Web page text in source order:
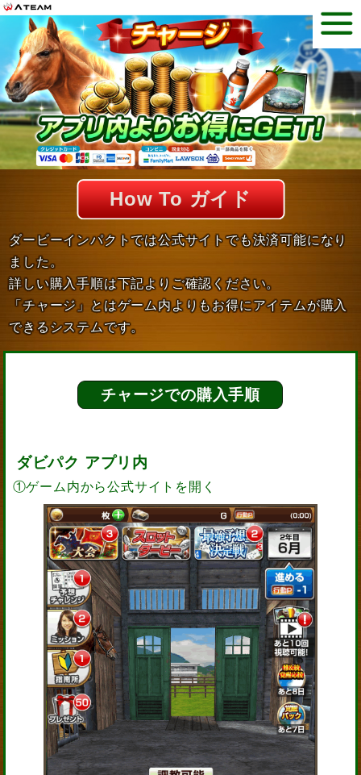
How To ガイド
ダービーインパクトでは公式サイトでも決済可能になり
ました。
詳しい購入手順は下記よりご確認ください。
「チャージ」とはゲーム内よりもお得にアイテムが購入
できるシステムです。
チャージでの購入手順
ダビパク アプリ内
①ゲーム内から公式サイトを開く